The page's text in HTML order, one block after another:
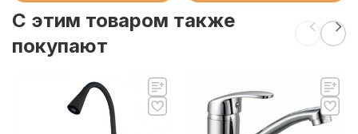
C этим товаром также
покупают